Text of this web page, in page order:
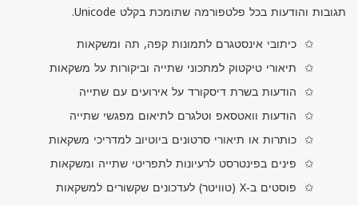
תגובות והודעות בכל פלטפורמה שתומכת בקלט Unicode.
כיתובי אינסטגרם לתמונות קפה, תה ומשקאות
תיאורי טיקטוק למתכוני שתייה וביקורות על משקאות
הודעות בשרת דיסקורד על אירועים עם שתייה
הודעות וואטסאפ וטלגרם לתיאום מפגשי שתייה
כותרות או תיאורי סרטונים ביוטיוב למדריכי משקאות
פינים בפינטרסט לרעיונות לתפריטי שתייה ומשקאות
פוסטים ב‑X (טוויטר) לעדכונים שקשורים למשקאות